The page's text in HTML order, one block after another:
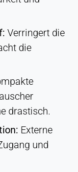
Verringert die
die
drastisch.
Externe
und